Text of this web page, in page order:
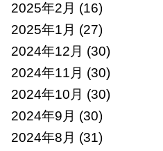
2025年2月 (16)
2025年1月 (27)
2024年12月 (30)
2024年11月 (30)
2024年10月 (30)
2024年9月 (30)
2024年8月 (31)